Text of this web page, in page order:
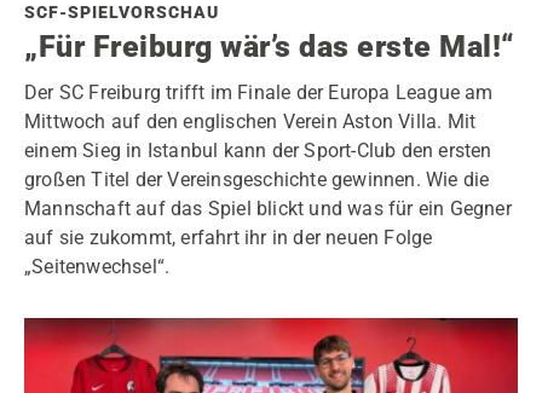
SCF-SPIELVORSCHAU
„Für Freiburg wär’s das erste Mal!“
Der SC Freiburg trifft im Finale der Europa League am
Mittwoch auf den englischen Verein Aston Villa. Mit
einem Sieg in Istanbul kann der Sport-Club den ersten
großen Titel der Vereinsgeschichte gewinnen. Wie die
Mannschaft auf das Spiel blickt und was für ein Gegner
auf sie zukommt, erfahrt ihr in der neuen Folge
„Seitenwechsel“.